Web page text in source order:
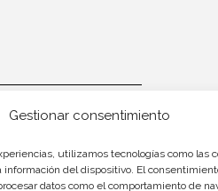
Gestionar consentimiento
utilizamos tecnologías como las
información del dispositivo. El
datos como el comportamiento de